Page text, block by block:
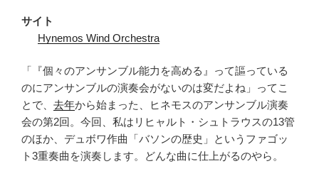
サイト
Hynemos Wind Orchestra
「『個々のアンサンブル能力を高める』って謳っている
のにアンサンブルの演奏会がないのは変だよね」ってこ
とで、 去年から始まった、ヒネモスのアンサンブル演奏
会の第2回。今回、私はリヒャルト・シュトラウスの13管
のほか、デュボワ作曲「バソンの歴史」というファゴッ
ト3重奏曲を演奏します。どんな曲に仕上がるのやら。